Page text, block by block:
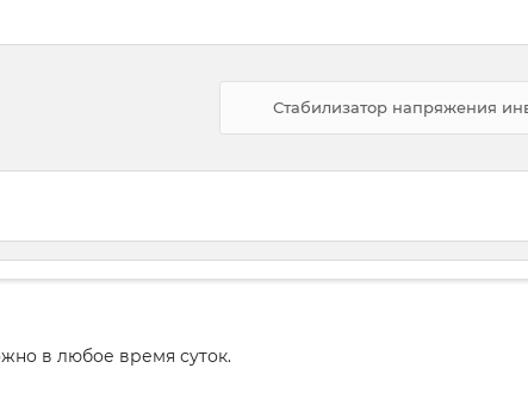
Стабилизатор напряжения
в любое время суток.